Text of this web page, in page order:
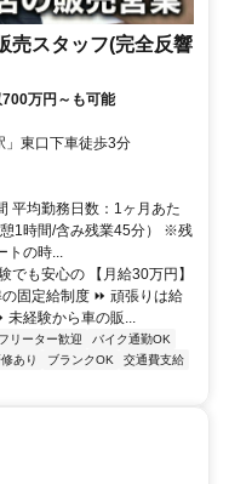
売スタッフ(完全反響
700万円～も可能
」東口下車徒歩3分
平均勤務日数：1ヶ月あた
1時間/含み残業45分） ※残
トの時...
でも安心の 【月給30万円】
固定給制度 ⏩ 頑張りは給
未経験から車の販...
フリーター歓迎
バイク通勤OK
あり ブランクOK
交通費支給